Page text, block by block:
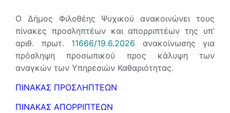
Ο Δήμος Φιλοθέης Ψυχικού ανακοινώνει τους
πίνακες προσληπτέων και απορριπτέων της υπ’
αριθ. πρωτ. 11666/19.6.2026 ανακοίνωσης για
πρόσληψη προσωπικού προς κάλυψη των
αναγκών των Υπηρεσιών Καθαριότητας.
ΠΙΝΑΚΑΣ ΠΡΟΣΛΗΠΤΕΩΝ
ΠΙΝΑΚΑΣ ΑΠΟΡΡΙΠΤΕΩΝ